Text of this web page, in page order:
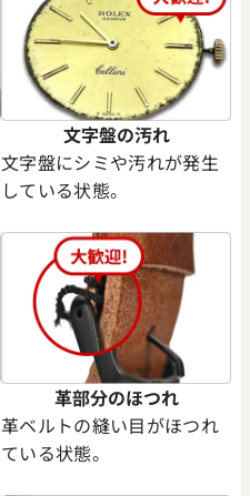
文字盤の汚れ
文字盤にシミや汚れが発生
している状態。
革部分のほつれ
革ベルトの縫い目がほつれ
ている状態。